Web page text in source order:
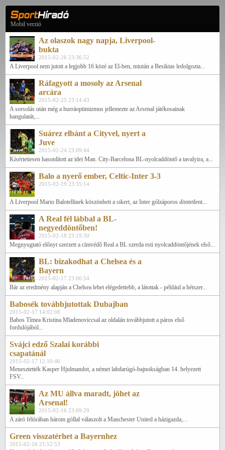
Mobil verzió
Az olaszok nagy napja, Liverpool-
bukta
2015-02-26 23:36:52
A Liverpool nem jutott a legjobb 16 közé az El-ben, miután a Besiktas ledolgozta...
Ráfagyott a mosoly az Arsenal
arcára
2015-02-25 23:14:43
A sorsolás után még a hurráoptimizmus jellemezte az Arsenal játékosainak
hangulatát,...
Suárez elbánt a Cityvel, nyert a
Juve
2015-02-24 23:09:44
Kísértetiesen hasonlított az idei Man. City-Barcelona BL-nyolcaddöntő a tavalyira, a...
Balo a nyerő ember, Celtic-Inter 3-3
2015-02-19 23:35:14
A Liverpool Mario Balotellinek köszönheti a sikert, az Inter gólzáporos döntetlent...
A Real fél lábbal a BL-
negyeddöntőben!
2015-02-18 23:19:30
Megnyugtató előnyt szerzett a címvédő Real a BL szerda esti nyolcaddöntőjének első...
BL: bizakodhat a Chelsea és a
Bayern
2015-02-17 23:06:54
Bár az eredmény alapján a Chelsea lehet elégedettebb, a látottak - például a hétszer...
Babosék továbbjutottak Dubajban
2015-02-17 14:02:08
Babos Tímea Kristina Mladenoviccsal az oldalán továbbjutott a páros első
fordulójából...
Svájci edző Szalai korábbi
csapatánál
2015-02-17 12:10:46
Menesztették Kasper Hjulmandot, a német labdarúgó-bajnokságban 14. helyezett
FSV...
Az MU állva maradt, jöhet az
Arsenal!
2015-02-16 23:09:29
A záró félórában három góllal válaszolt a Manchester United a házigazda,...
Green visszatérhet a Bayernhez
2015-02-16 21:52:53